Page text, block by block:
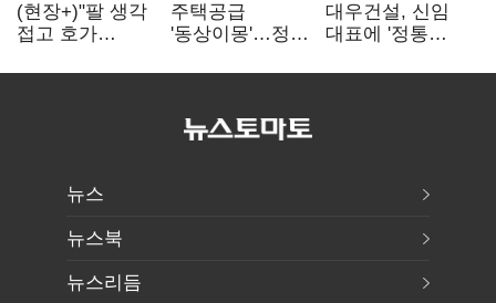
(현장+)"팔 생각
접고 호가
똘똘한 한 채'
주택공급
'동상이몽'…정부
없으면 '공수표'
대우건설, 신임
대표에 '정통
부사장 내정
뉴스
뉴스북
뉴스리듬